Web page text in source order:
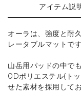
アイテム説
オーラは、強度と耐
レータブルマットです
山岳用パッドの中で
0Dポリエステル(ト
せた素材を採用して